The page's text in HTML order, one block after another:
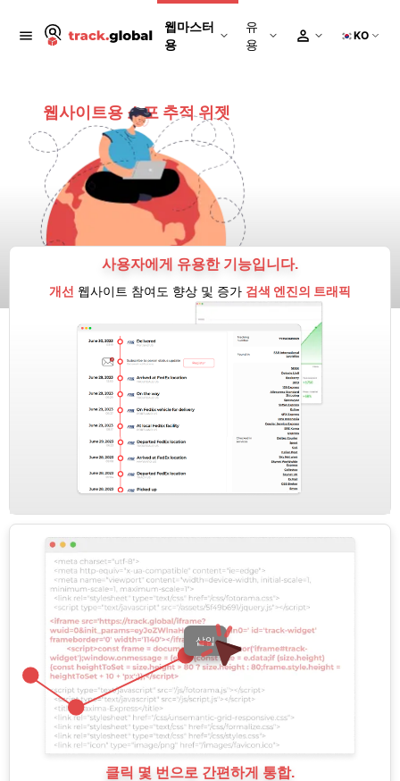
웹마스터
용
유
용
KO
웹사이트용 소포 추적 위젯
이메일 남기기
사용자에게 유용한 기능입니다.
개선 웹사이트 참여도 향상 및 증가 검색 엔진의 트래픽
클릭 몇 번으로 간편하게 통합.
삽입